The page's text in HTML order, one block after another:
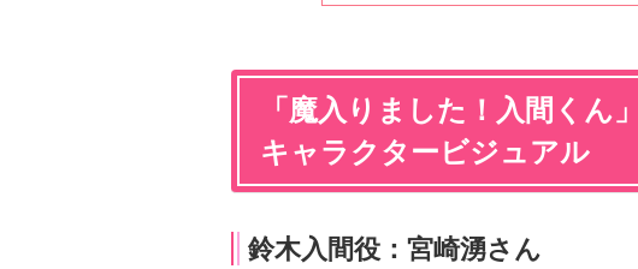
「魔入りました！入間くん
キャラクタービジュアル
鈴木入間役：宮崎湧さん